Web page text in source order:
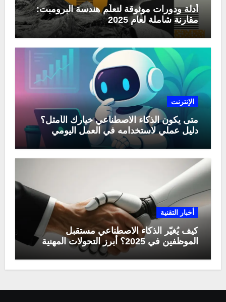
أدلة ودورات موثوقة لتعلّم هندسة البرومبت:
مقارنة شاملة لعام 2025
الإنترنت
متى يكون الذكاء الاصطناعي خيارك الأمثل؟
دليل عملي لاستخدامه في العمل اليومي
أخبار التقنية
كيف يُغيّر الذكاء الاصطناعي مستقبل
الموظفين في 2025؟ أبرز التحولات المهنية